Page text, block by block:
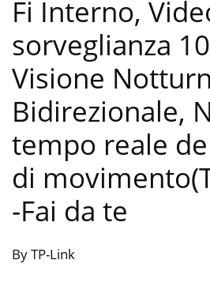
Fi Interno,
sorveglianza
Visione
Bidirezionale,
tempo reale
di
-Fai da te
By TP-Link